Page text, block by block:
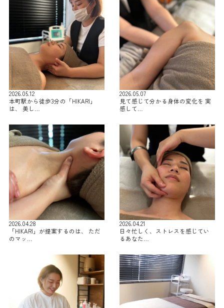
2026.05.12
本町駅から徒歩3分の「HIKARI」
は、 美し…
2026.05.07
見て感じて分かる身体の変化を 実
感して…
2026.04.28
「HIKARI」が提案するのは、 ただ
のマッ…
2026.04.21
日々忙しく、ストレスを感じてい
るあなた…